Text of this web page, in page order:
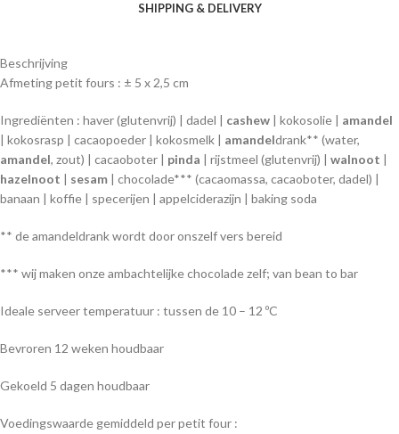
SHIPPING & DELIVERY
Beschrijving
Afmeting petit fours : ± 5 x 2,5 cm
Ingrediënten : haver (glutenvrij) | dadel | cashew | kokosolie | amandel
| kokosrasp | cacaopoeder | kokosmelk | amandeldrank** (water,
amandel, zout) | cacaoboter | pinda | rijstmeel (glutenvrij) | walnoot |
hazelnoot | sesam | chocolade*** (cacaomassa, cacaoboter, dadel) |
banaan | koffie | specerijen | appelciderazijn | baking soda
** de amandeldrank wordt door onszelf vers bereid
*** wij maken onze ambachtelijke chocolade zelf; van bean to bar
Ideale serveer temperatuur : tussen de 10 – 12 ºC
Bevroren 12 weken houdbaar
Gekoeld 5 dagen houdbaar
Voedingswaarde gemiddeld per petit four :